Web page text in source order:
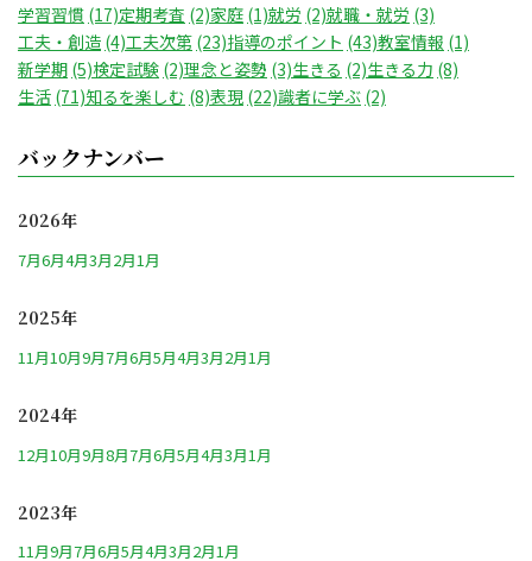
学習習慣 (17)定期考査 (2)家庭 (1)就労 (2)就職・就労 (3)
工夫・創造 (4)工夫次第 (23)指導のポイント (43)教室情報 (1)
新学期 (5)検定試験 (2)理念と姿勢 (3)生きる (2)生きる力 (8)
生活 (71)知るを楽しむ (8)表現 (22)識者に学ぶ (2)
バックナンバー
2026年
7月6月4月3月2月1月
2025年
11月10月9月7月6月5月4月3月2月1月
2024年
12月10月9月8月7月6月5月4月3月1月
2023年
11月9月7月6月5月4月3月2月1月